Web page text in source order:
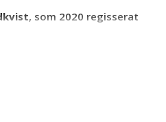
, som 2020 regisserat
Ullerstam, Erik Åkerlind,